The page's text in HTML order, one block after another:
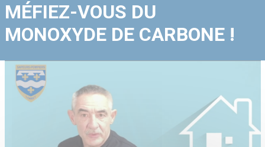
MÉFIEZ-VOUS DU
MONOXYDE DE CARBONE !